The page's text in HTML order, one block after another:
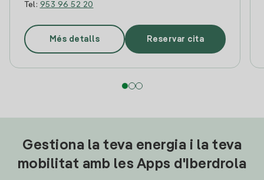
Tel: 953 96 52 20
Més detalls Reservar cita
Gestiona la teva energia i la teva
mobilitat amb les Apps d'Iberdrola